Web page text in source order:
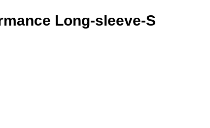
Long-sleeve-S